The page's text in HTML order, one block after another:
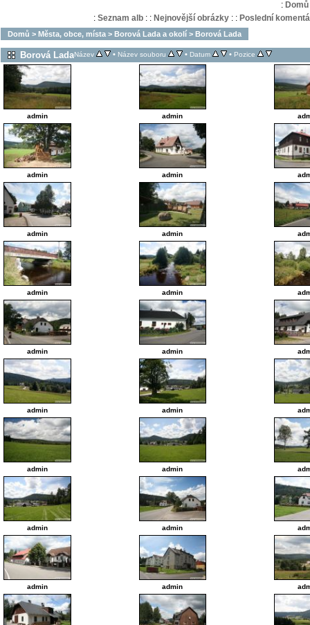
: Domů
: Seznam alb: : Nejnovější obrázky: : Poslední
Domů > Města, obce, místa > Borová Lada a okolí > Borová Lada
Borová LadaNázev • Název souboru • Datum • Pozice
admin admin
admin admin
admin admin
admin admin
admin admin
admin admin
admin admin
admin admin
admin admin